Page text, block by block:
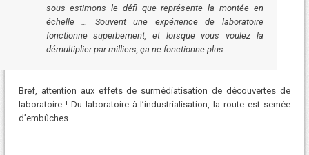
sous estimons le défi que représente la montée en
échelle … Souvent une expérience de laboratoire
fonctionne superbement, et lorsque vous voulez la
démultiplier par milliers, ça ne fonctionne plus.
Bref, attention aux effets de surmédiatisation de découvertes de
laboratoire ! Du laboratoire à l’industrialisation, la route est semée
d’embûches.